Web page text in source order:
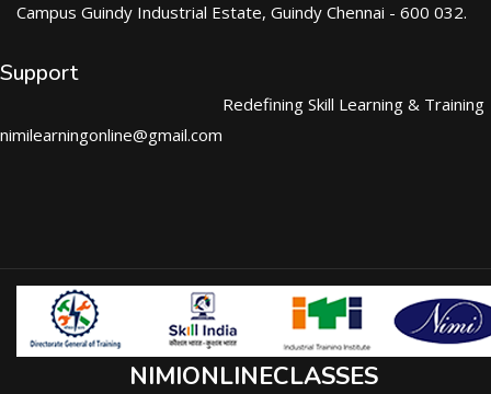
Campus Guindy Industrial Estate, Guindy Chennai - 600 032.
Support
nimilearningonline@gmail.com
Redefining Skill Learning & Training
NIMIONLINECLASSES